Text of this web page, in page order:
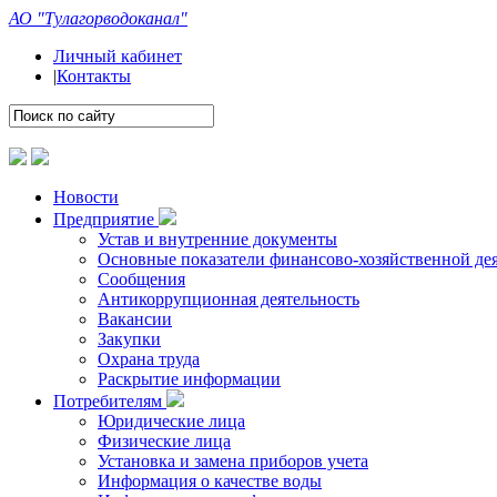
АО "Тулагорводоканал"
Личный кабинет
|Контакты
Новости
Предприятие
Устав и внутренние документы
Основные показатели финансово-хозяйственной
Сообщения
Антикоррупционная деятельность
Вакансии
Закупки
Охрана труда
Раскрытие информации
Потребителям
Юридические лица
Физические лица
Установка и замена приборов учета
Информация о качестве воды